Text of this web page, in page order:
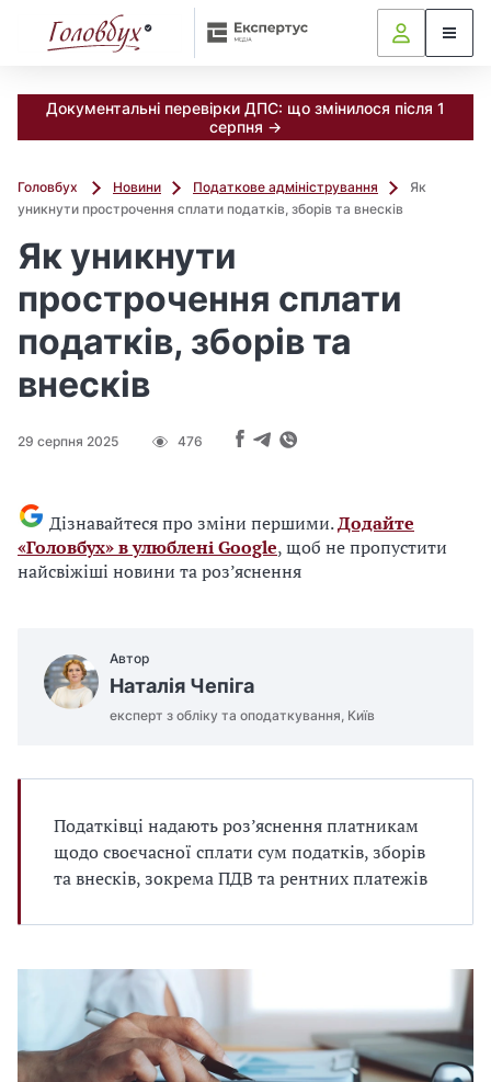
Документальні перевірки ДПС: що змінилося після 1
серпня →
Головбух Новини Податкове адміністрування
Як
уникнути прострочення сплати податків, зборів та внесків
Як уникнути
прострочення сплати
податків, зборів та
внесків
29 серпня 2025 476
Дізнавайтеся про зміни першими.Додайте
«Головбух» в улюблені Google, щоб не пропустити
найсвіжіші новини та роз’яснення
Автор
Наталія Чепіга
експерт з обліку та оподаткування, Київ
Податківці надають роз’яснення платникам
щодо своєчасної сплати сум податків, зборів
та внесків, зокрема ПДВ та рентних платежів